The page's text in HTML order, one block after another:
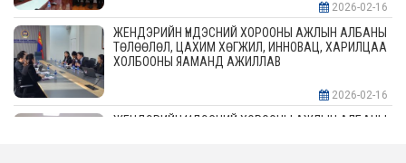
2026-02-16
ЖЕНДЭРИЙН ҮНДЭСНИЙ ХОРООНЫ АЖЛЫН АЛБАНЫ
ТӨЛӨӨЛӨЛ, ЦАХИМ ХӨГЖИЛ, ИННОВАЦ, ХАРИЛЦАА
ХОЛБООНЫ ЯАМАНД АЖИЛЛАВ
2026-02-16
ЖЕНДЭРИЙН ҮНДЭСНИЙ ХОРООНЫ АЖЛЫН АЛБАНЫ